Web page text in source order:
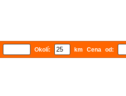
Okolí: km Cena od: